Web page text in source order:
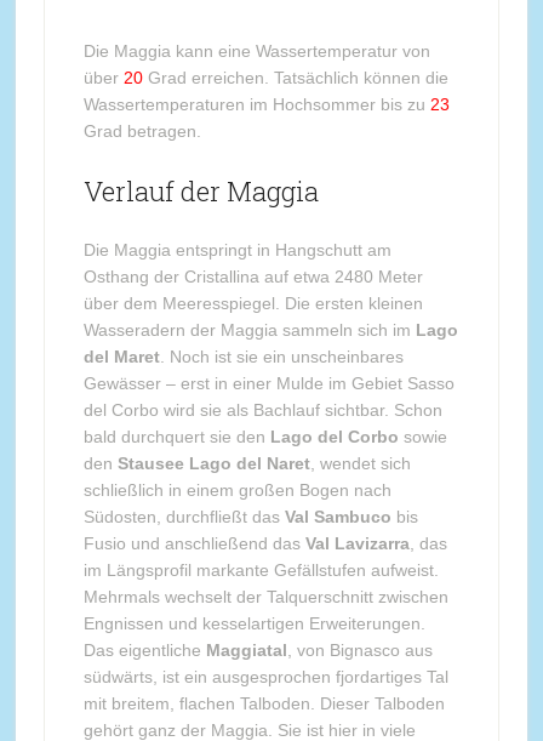
Die Maggia kann eine Wassertemperatur von
über 20Grad erreichen. Tatsächlich können die
Wassertemperaturen im Hochsommer bis zu 23
Grad betragen.
Verlauf der Maggia
Die Maggia entspringt in Hangschutt am
Osthang der Cristallina auf etwa 2480 Meter
über dem Meeresspiegel. Die ersten kleinen
Wasseradern der Maggia sammeln sich im Lago
del Maret. Noch ist sie ein unscheinbares
Gewässer – erst in einer Mulde im Gebiet Sasso
del Corbo wird sie als Bachlauf sichtbar. Schon
bald durchquert sie den Lago del Corbo sowie
den Stausee Lago del Naret, wendet sich
schließlich in einem großen Bogen nach
Südosten, durchfließt das Val Sambuco bis
Fusio und anschließend das Val Lavizarra, das
im Längsprofil markante Gefällstufen aufweist.
Mehrmals wechselt der Talquerschnitt zwischen
Engnissen und kesselartigen Erweiterungen.
Das eigentliche Maggiatal , von Bignasco aus
südwärts, ist ein ausgesprochen fjordartiges Tal
mit breitem, flachen Talboden. Dieser Talboden
gehört ganz der Maggia. Sie ist hier in viele